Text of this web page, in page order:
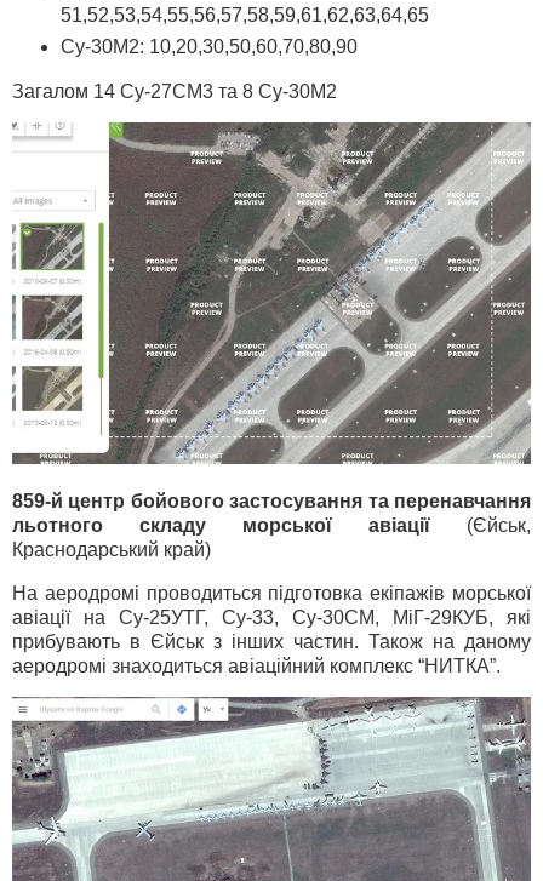
51,52,53,54,55,56,57,58,59,61,62,63,64,65
Су-30М2: 10,20,30,50,60,70,80,90
Загалом 14 Су-27СМ3 та 8 Су-30М2
859-й центр бойового застосування та перенавчання
льотного складу морської авіації (Єйськ,
Краснодарський край)
На аеродромі проводиться підготовка екіпажів морської
авіації на Су-25УТГ, Су-33, Су-30СМ, МіГ-29КУБ, які
прибувають в Єйськ з інших частин. Також на даному
аеродромі знаходиться авіаційний комплекс “НИТКА”.